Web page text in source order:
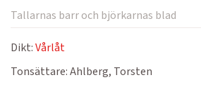
Tallarnas barr och björkarnas blad
Dikt:Vårlåt
Tonsättare:Ahlberg, Torsten